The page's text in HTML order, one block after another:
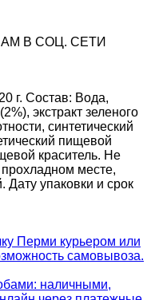
В СОЦ. СЕТИ
г. Состав: Вода,
экстракт зеленого
синтетический
пищевой
краситель. Не
месте,
упаковки и срок
Перми курьером или
самовывоза.
наличными,